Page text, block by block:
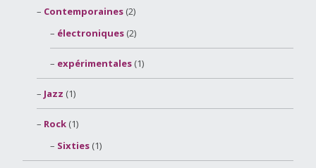
Contemporaines(2)
électroniques (2)
expérimentales (1)
Jazz (1)
Rock(1)
Sixties (1)